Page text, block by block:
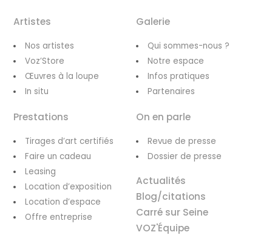
Artistes
Nos artistes
Voz’Store
Œuvres à la loupe
In situ
Galerie
Qui sommes-nous ?
Notre espace
Infos pratiques
Partenaires
Prestations
Tirages d’art certifiés
Faire un cadeau
Leasing
Location d’exposition
Location d’espace
Offre entreprise
On en parle
Revue de presse
Dossier de presse
Actualités
Blog/citations
Carré sur Seine
VOZ'Équipe